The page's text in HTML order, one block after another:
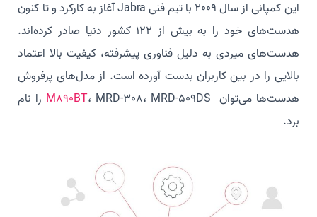
این کمپانی از سال 2009 با تیم فنی Jabra آغاز به کارکرد و تا کنون
هدست‌های خود را به بیش از 122 کشور دنیا صادر کرده‌اند.
هدست‌های میردی به دلیل فناوری پیشرفته، کیفیت بالا اعتماد
بالایی را در بین کاربران بدست آورده است. از مدل‌های پرفروش
هدست‌ها می‌توان
M890BT ، MRD-308، MRD-509DS را نام
برد.